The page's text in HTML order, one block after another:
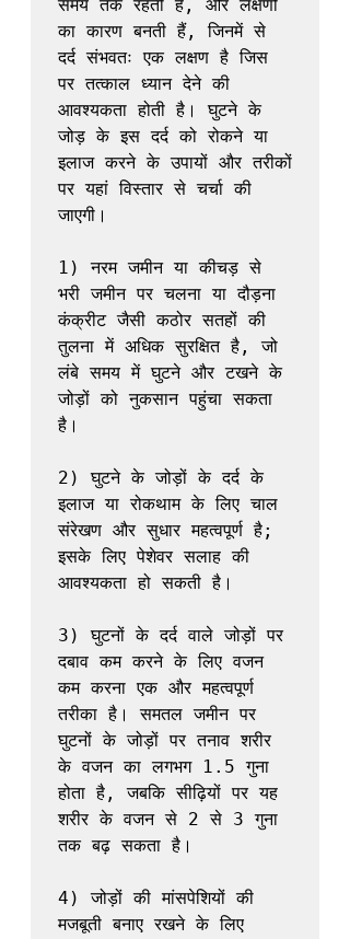
समय तक रहती हैं, और लक्षणों
का कारण बनती हैं, जिनमें से
दर्द संभवतः एक लक्षण है जिस
पर तत्काल ध्यान देने की
आवश्यकता होती है। घुटने के
जोड़ के इस दर्द को रोकने या
इलाज करने के उपायों और तरीकों
पर यहां विस्तार से चर्चा की
जाएगी।
1) नरम जमीन या कीचड़ से
भरी जमीन पर चलना या दौड़ना
कंक्रीट जैसी कठोर सतहों की
तुलना में अधिक सुरक्षित है, जो
लंबे समय में घुटने और टखने के
जोड़ों को नुकसान पहुंचा सकता
है।
2) घुटने के जोड़ों के दर्द के
इलाज या रोकथाम के लिए चाल
संरेखण और सुधार महत्वपूर्ण है;
इसके लिए पेशेवर सलाह की
आवश्यकता हो सकती है।
3) घुटनों के दर्द वाले जोड़ों पर
दबाव कम करने के लिए वजन
कम करना एक और महत्वपूर्ण
तरीका है। समतल जमीन पर
घुटनों के जोड़ों पर तनाव शरीर
के वजन का लगभग 1.5 गुना
होता है, जबकि सीढ़ियों पर यह
शरीर के वजन से 2 से 3 गुना
तक बढ़ सकता है।
4) जोड़ों की मांसपेशियों की
मजबूती बनाए रखने के लिए